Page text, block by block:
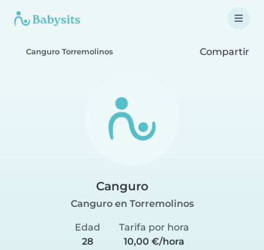
Canguro Torremolinos Compartir
Canguro
Canguro en Torremolinos
Edad
28
Tarifa por hora
10,00 €/hora